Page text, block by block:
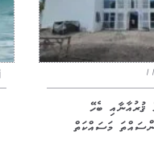
ޤުރުއާނާއި ބެހޭ
90 އިންސައްތަ މަސައްކަތް